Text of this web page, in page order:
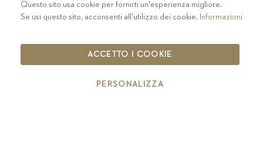
PRIVACY-COLOPHON - COOKIE POLICY
CODICE ETICO
IT00126670215
Questo sito usa cookie per fornirti un'esperienza migliore.
Se usi questo sito, acconsenti all'utilizzo dei cookie. Informazioni
ACCETTO I COOKIE
PERSONALIZZA